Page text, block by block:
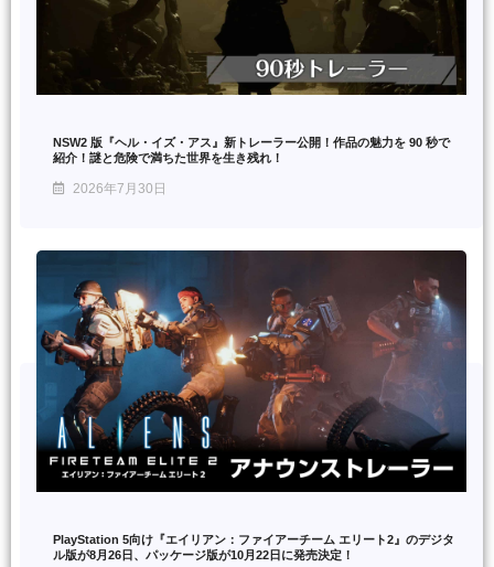
NSW2 版『ヘル・イズ・アス』新トレーラー公開！作品の魅力を 90 秒で
紹介！謎と危険で満ちた世界を生き残れ！
2026年7月30日
PlayStation 5向け『エイリアン：ファイアーチーム エリート2』のデジタ
ル版が8月26日、パッケージ版が10月22日に発売決定！